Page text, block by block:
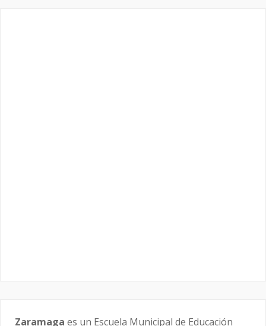
Zaramaga es un Escuela Municipal de Educación